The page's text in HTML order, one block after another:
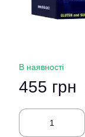
В наявності
455 грн